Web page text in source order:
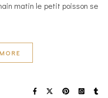
matin le petit poisson se